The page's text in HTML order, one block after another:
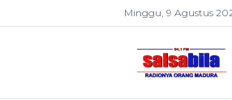
Minggu, 9 Agustus